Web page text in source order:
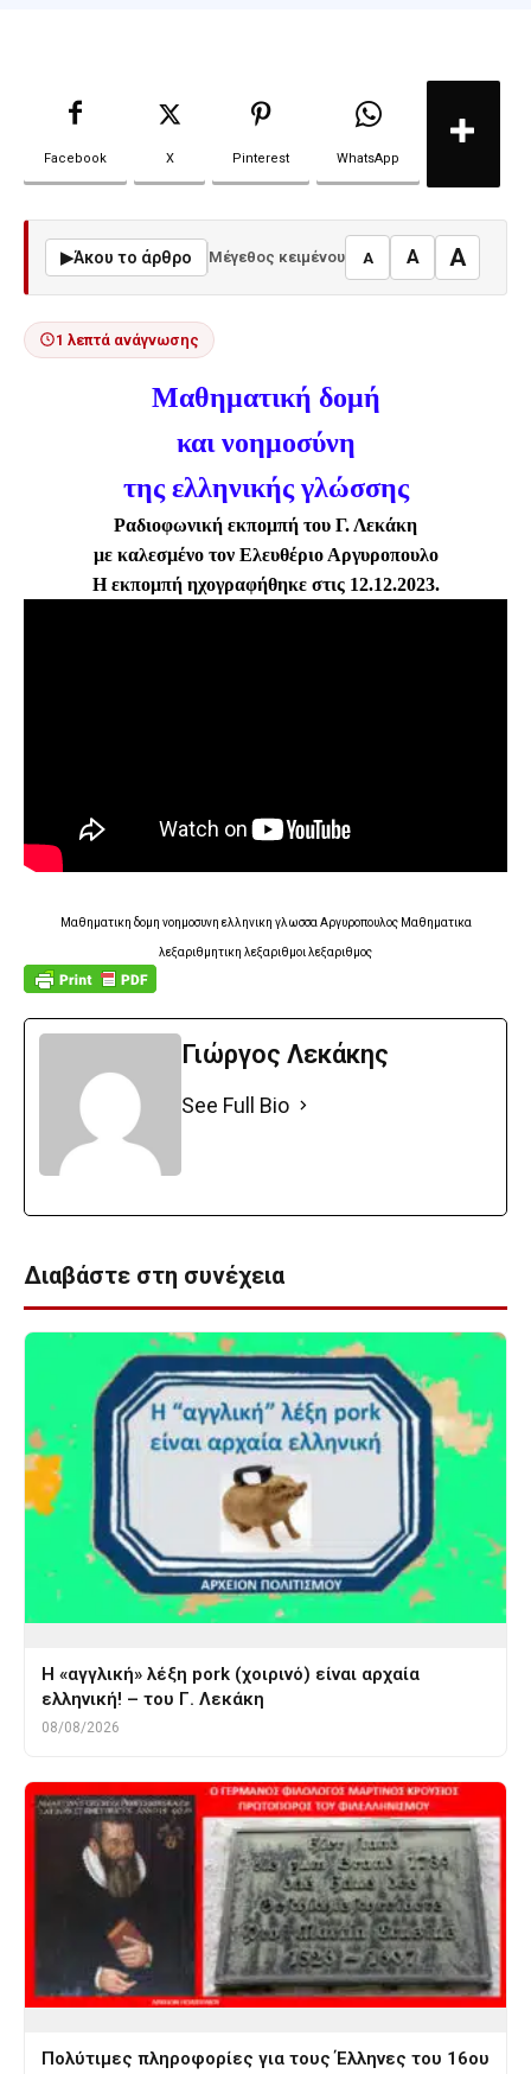
Facebook X Pinterest WhatsApp
▶Άκου το άρθρο Μέγεθος κειμένου A A A
1 λεπτά ανάγνωσης
Μαθηματική δομή
και νοημοσύνη
της ελληνικής γλώσσης
Ραδιοφωνική εκπομπή του Γ. Λεκάκη
με καλεσμένο τον Ελευθέριο Αργυροπουλο
Η εκπομπή ηχογραφήθηκε στις 12.12.2023.
Μαθηματικη δομη νοημοσυνη ελληνικη γλωσσα Αργυροπουλος Μαθηματικα
λεξαριθμητικη λεξαριθμοι λεξαριθμος
Γιώργος Λεκάκης
See Full Bio
Διαβάστε στη συνέχεια
Η «αγγλική» λέξη pork (χοιρινό) είναι αρχαία
ελληνική! – του Γ. Λεκάκη
08/08/2026
Πολύτιμες πληροφορίες για τους Έλληνες του 16ου